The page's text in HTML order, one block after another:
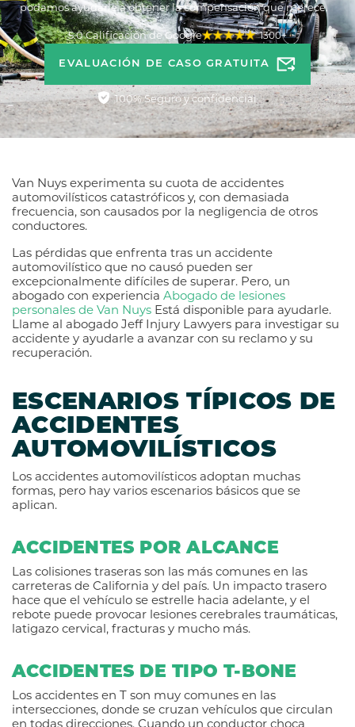
podamos ayudarle a obtener la compensación que merece.
EVALUACIÓN DE CASO GRATUITA
100% Seguro y confidencial
1300+
5.0 Calificación de Google
Van Nuys experimenta su cuota de accidentes
automovilísticos catastróficos y, con demasiada
frecuencia, son causados por la negligencia de otros
conductores.
Las pérdidas que enfrenta tras un accidente
automovilístico que no causó pueden ser
excepcionalmente difíciles de superar. Pero, un
abogado con experiencia Abogado de lesiones
personales de Van Nuys Está disponible para ayudarle.
Llame al abogado Jeff Injury Lawyers para investigar su
accidente y ayudarle a avanzar con su reclamo y su
recuperación.
ESCENARIOS TÍPICOS DE
ACCIDENTES
AUTOMOVILÍSTICOS
Los accidentes automovilísticos adoptan muchas
formas, pero hay varios escenarios básicos que se
aplican.
ACCIDENTES POR ALCANCE
Las colisiones traseras son las más comunes en las
carreteras de California y del país. Un impacto trasero
hace que el vehículo se estrelle hacia adelante, y el
rebote puede provocar lesiones cerebrales traumáticas,
latigazo cervical, fracturas y mucho más.
ACCIDENTES DE TIPO T-BONE
Los accidentes en T son muy comunes en las
intersecciones, donde se cruzan vehículos que circulan
en todas direcciones. Cuando un conductor choca